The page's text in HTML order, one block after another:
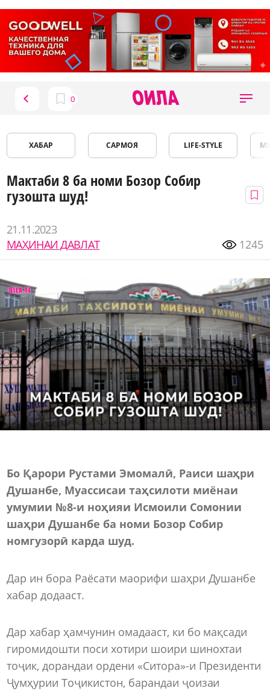
ХАБАР САРМОЯ LIFE-STYLE
Мактаби 8 ба номи Бозор Собир
гузошта шуд!
21.11.2023
МАҲИНАИ ДАВЛАТ
1245
Бо Қарори Рустами Эмомалӣ, Раиси шаҳри
Душанбе, Муассисаи таҳсилоти миёнаи
умумии №8-и ноҳияи Исмоили Сомонии
шаҳри Душанбе ба номи Бозор Собир
номгузорӣ карда шуд.
Дар ин бора Раёсати маорифи шаҳри Душанбе
хабар додааст.
Дар хабар ҳамчунин омадааст, ки бо мақсади
гиромидошти поси хотири шоири шинохтаи
тоҷик, дорандаи ордени «Ситора»-и Президенти
Ҷумҳурии Тоҷикистон, барандаи ҷоизаи